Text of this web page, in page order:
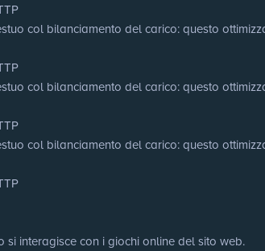
col bilanciamento del carico: questo
col bilanciamento del carico: questo
col bilanciamento del carico: questo
interagisce con i giochi online del sito web.